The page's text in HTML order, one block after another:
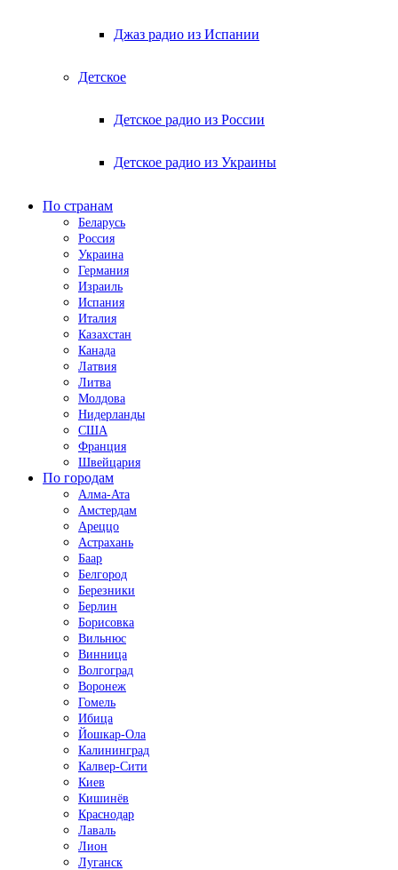
Джаз радио из Испании
Детское
Детское радио из России
Детское радио из Украины
По странам
Беларусь
Россия
Украина
Германия
Израиль
Испания
Италия
Казахстан
Канада
Латвия
Литва
Молдова
Нидерланды
США
Франция
Швейцария
По городам
Алма-Ата
Амстердам
Ареццо
Астрахань
Баар
Белгород
Березники
Берлин
Борисовка
Вильнюс
Винница
Волгоград
Воронеж
Гомель
Ибица
Йошкар-Ола
Калининград
Калвер-Сити
Киев
Кишинёв
Краснодар
Лаваль
Лион
Луганск